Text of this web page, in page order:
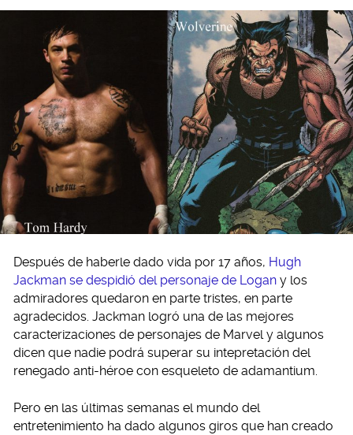
Después de haberle dado vida por 17 años, Hugh
Jackman se despidió del personaje de Logan y los
admiradores quedaron en parte tristes, en parte
agradecidos. Jackman logró una de las mejores
caracterizaciones de personajes de Marvel y algunos
dicen que nadie podrá superar su intepretación del
renegado anti-héroe con esqueleto de adamantium.
Pero en las últimas semanas el mundo del
entretenimiento ha dado algunos giros que han creado